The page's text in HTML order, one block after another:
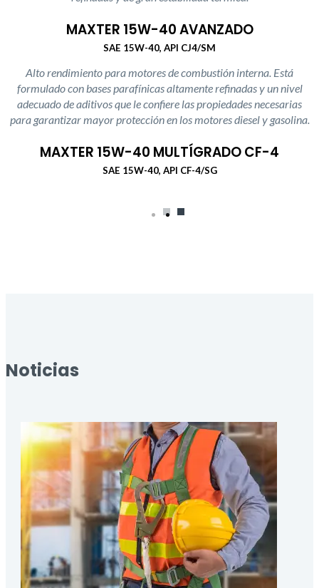
MAXTER 15W-40 AVANZADO
SAE 15W-40, API CJ4/SM
Alto rendimiento para motores de combustión interna. Está
formulado con bases parafínicas altamente refinadas y un nivel
adecuado de aditivos que le confiere las propiedades necesarias
para garantizar mayor protección en los motores diesel y gasolina.
MAXTER 15W-40 MULTÍGRADO CF-4
SAE 15W-40, API CF-4/SG
Noticias